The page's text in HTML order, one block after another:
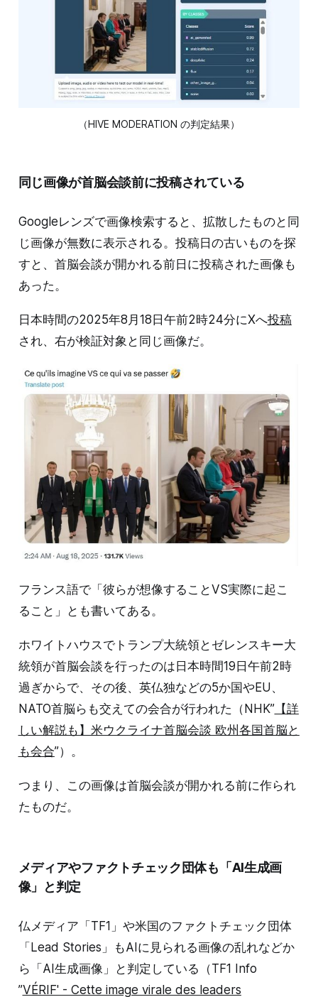
（HIVE MODERATION の判定結果）
同じ画像が首脳会談前に投稿されている
Googleレンズで画像検索すると、拡散したものと同
じ画像が無数に表示される。投稿日の古いものを探
すと、首脳会談が開かれる前日に投稿された画像も
あった。
日本時間の2025年8月18日午前2時24分にXへ投稿
され、右が検証対象と同じ画像だ。
フランス語で「彼らが想像することVS実際に起こ
ること」とも書いてある。
ホワイトハウスでトランプ大統領とゼレンスキー大
統領が首脳会談を行ったのは日本時間19日午前2時
過ぎからで、その後、英仏独などの5か国やEU、
NATO首脳らも交えての会合が行われた（NHK”【詳
しい解説も】米ウクライナ首脳会談 欧州各国首脳と
も会合”）。
つまり、この画像は首脳会談が開かれる前に作られ
たものだ。
メディアやファクトチェック団体も「AI生成画
像」と判定
仏メディア「TF1」や米国のファクトチェック団体
「Lead Stories」もAIに見られる画像の乱れなどか
ら「AI生成画像」と判定している（TF1 Info
”VÉRIF' - Cette image virale des leaders